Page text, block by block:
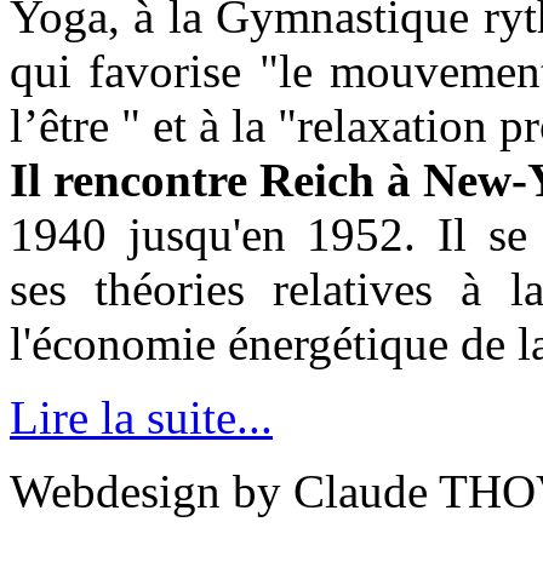
Yoga, à la Gymnastique
qui favorise "le
l’être " et à la "relaxation
Il rencontre Reich à New-
1940 jusqu'en 1952. Il se
ses théories relatives à
l'économie énergétique de
Lire la suite...
Webdesign by Claude